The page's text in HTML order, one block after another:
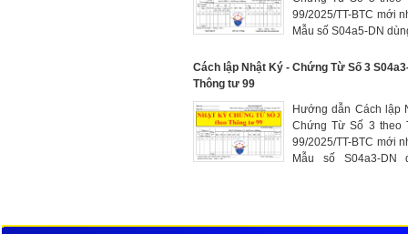
99/2025/TT-BTC mới
Mẫu số S04a5-DN
công nợ với người
cho người bán")
Cách lập Nhật Ký - Chứng Từ Số 3
Thông tư 99
Hướng dẫn Cách lập
Chứng Từ Số 3 theo
99/2025/TT-BTC mới
Mẫu số S04a3-DN
quan